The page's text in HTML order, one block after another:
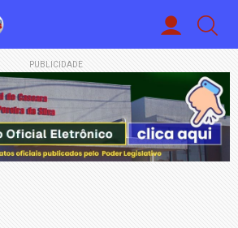
PUBLICIDADE